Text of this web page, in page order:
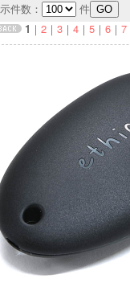
件数：
件
1 ｜ 2｜ 3｜ 4｜ 5｜ 6｜ 7